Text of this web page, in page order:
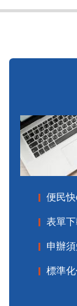
便民快
表單
申辦
標準